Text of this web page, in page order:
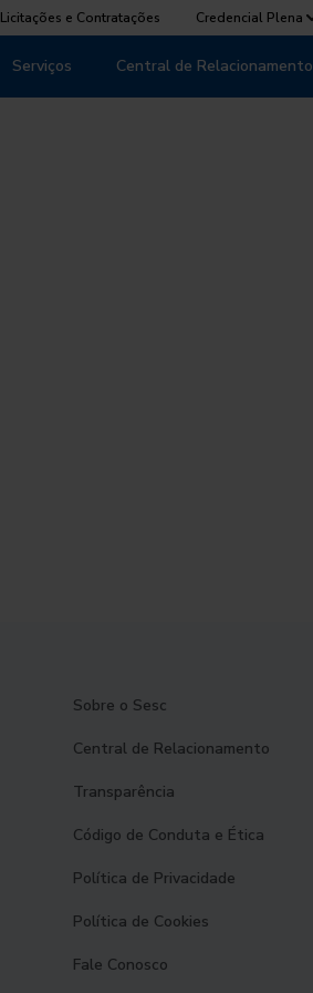
Licitações e Contratações Credencial Plena
Serviços Central de Relacionamento
Sobre o Sesc
Central de Relacionamento
Transparência
Código de Conduta e Ética
Política de Privacidade
Política de Cookies
Fale Conosco